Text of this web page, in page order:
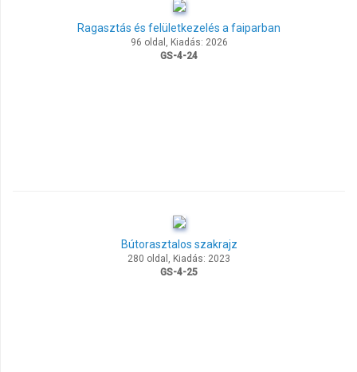
Ragasztás és felületkezelés a faiparban
96 oldal, Kiadás: 2026
GS-4-24
Bútorasztalos szakrajz
280 oldal, Kiadás: 2023
GS-4-25